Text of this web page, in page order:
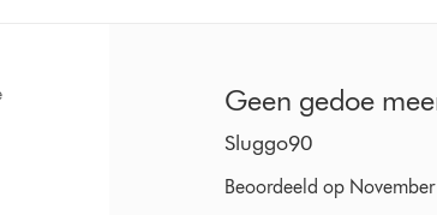
Geen gedoe
Sluggo90
Beoordeeld op